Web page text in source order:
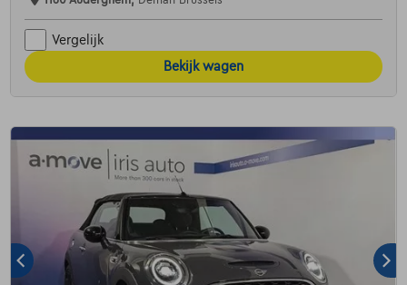
Vergelijk
Bekijk wagen